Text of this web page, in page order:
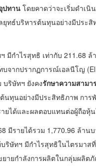
ปทาน โดยคาดว่าจะเริ่มดำเนิ
ทธ์บริหารต้นทุนอย่างมีประ
มีกำไรสุทธิ เท่ากับ
จากปรากฏการณ์เอลนีโญ
บริษัทฯ ยังคงรักษาความสาม
นทุนอย่างมีประสิทธิภาพ กา
ยได้และผลตอบแทนต่อผู้ถือหุ้
มีรายได้รวม 1,770.96 ล้า
ษัทฯ มีกำไรสุทธิในไตรมาส
ายกำลังการผลิตในกลุ่มผลิต